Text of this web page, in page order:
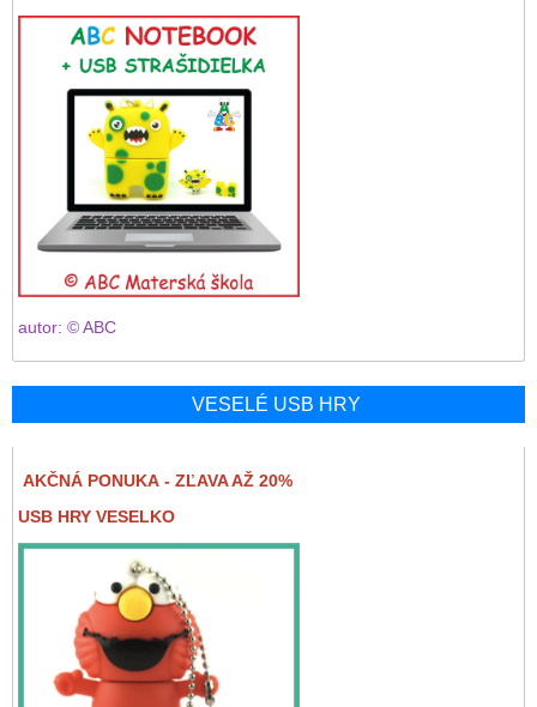
autor: © ABC
VESELÉ USB HRY
AKČNÁ PONUKA - ZĽAVA AŽ 20%
USB HRY VESELKO